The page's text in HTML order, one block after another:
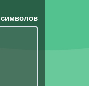
символов